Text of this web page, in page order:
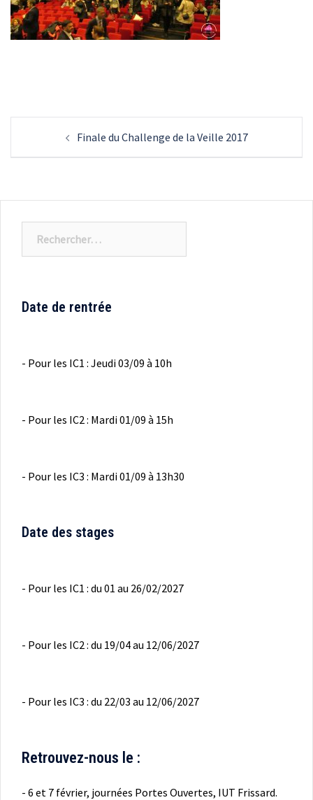
Finale du Challenge de la Veille 2017
Date de rentrée
- Pour les IC1 : Jeudi 03/09 à 10h
- Pour les IC2 : Mardi 01/09 à 15h
- Pour les IC3 : Mardi 01/09 à 13h30
Date des stages
- Pour les IC1 : du 01 au 26/02/2027
- Pour les IC2 : du 19/04 au 12/06/2027
- Pour les IC3 : du 22/03 au 12/06/2027
Retrouvez-nous le :
- 6 et 7 février, journées Portes Ouvertes, IUT Frissard.